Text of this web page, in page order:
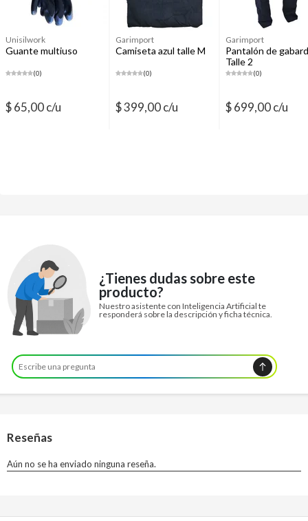
Unisilwork
Guante multiuso
(0)
$ 65,00 c/u
Garimport
Camiseta azul talle M
(0)
$ 399,00 c/u
Garimport
Pantalón de
Talle 2
(0)
$ 699,00 c/u
¿Tienes dudas sobre este
producto?
Nuestro asistente con Inteligencia Artificial te
responderá sobre la descripción y ficha técnica.